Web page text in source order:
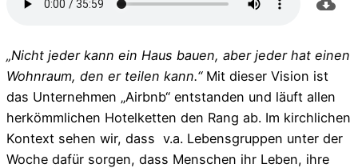
„Nicht jeder kann ein Haus bauen, aber jeder hat einen
Wohnraum, den er teilen kann.“Mit dieser Vision ist
das Unternehmen „Airbnb“ entstanden und läuft allen
herkömmlichen Hotelketten den Rang ab. Im kirchlichen
Kontext sehen wir, dass v.a. Lebensgruppen unter der
Woche dafür sorgen, dass Menschen ihr Leben, ihre